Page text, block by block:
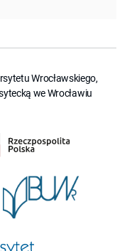
Wrocławskiego,
we Wrocławiu